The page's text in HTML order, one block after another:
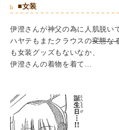
■女装
伊澄さんが神父の為に人肌脱い
ハヤテもまたクラウスの変態な
も女装グッズもないなか、
伊澄さんの着物を着て…